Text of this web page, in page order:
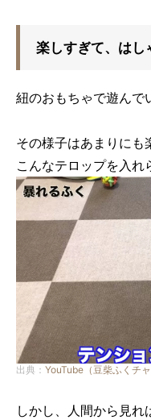
楽しすぎて、はし
紐のおもちゃで遊んで
その様子はあまりにも
こんなテロップを入れ
出典： YouTube（豆柴ふくチャ
しかし、人間から見れ